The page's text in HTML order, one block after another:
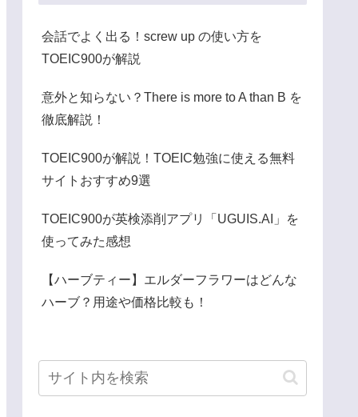
会話でよく出る！screw up の使い方を
TOEIC900が解説
意外と知らない？There is more to A than B を
徹底解説！
TOEIC900が解説！TOEIC勉強に使える無料
サイトおすすめ9選
TOEIC900が英検添削アプリ「UGUIS.AI」を
使ってみた感想
【ハーブティー】エルダーフラワーはどんな
ハーブ？用途や価格比較も！